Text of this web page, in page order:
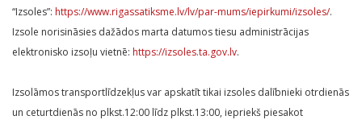
“Izsoles”: https://www.rigassatiksme.lv/lv/par-mums/iepirkumi/izsoles/.
Izsole norisināsies dažādos marta datumos tiesu administrācijas
elektronisko izsoļu vietnē: https://izsoles.ta.gov.lv.
Izsolāmos transportlīdzekļus var apskatīt tikai izsoles dalībnieki otrdienās
un ceturtdienās no plkst.12:00 līdz plkst.13:00, iepriekš piesakot